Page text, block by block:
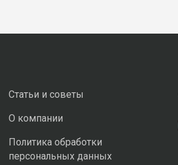
Статьи и советы
О компании
Политика обработки
персональных данных